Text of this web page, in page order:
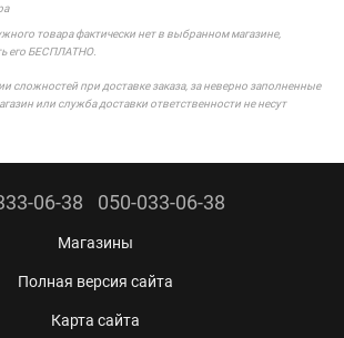
товара фактически нет в выбранном магазине,
его БЕСПЛАТНО.
сложностей при доставке заказа, за неверно заполненные
или служба доставки ответственности не несут
06-38 050-033-06-38
Магазины
Полная версия сайта
Карта сайта